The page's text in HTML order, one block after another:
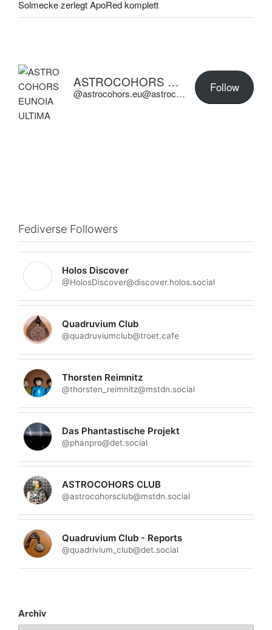
Solmecke zerlegt ApoRed komplett
ASTROCOHORS EUNOIA ULTIMA
@astrocohors.eu@astrocohors.eu Follow
Fediverse Followers
Holos Discover
@HolosDiscover@discover.holos.social
Quadruvium Club
@quadruviumclub@troet.cafe
Thorsten Reimnitz
@thorsten_reimnitz@mstdn.social
Das Phantastische Projekt
@phanpro@det.social
ASTROCOHORS CLUB
@astrocohorsclub@mstdn.social
Quadruvium Club - Reports
@quadrivium_club@det.social
Archiv